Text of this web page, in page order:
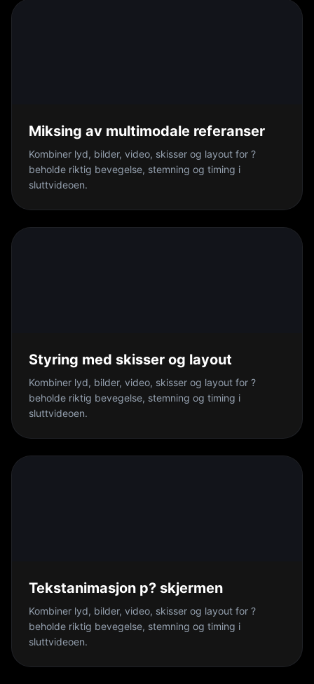
Miksing av multimodale referanser
Kombiner lyd, bilder, video, skisser og layout for ?
beholde riktig bevegelse, stemning og timing i
sluttvideoen.
Styring med skisser og layout
Kombiner lyd, bilder, video, skisser og layout for ?
beholde riktig bevegelse, stemning og timing i
sluttvideoen.
Tekstanimasjon p? skjermen
Kombiner lyd, bilder, video, skisser og layout for ?
beholde riktig bevegelse, stemning og timing i
sluttvideoen.